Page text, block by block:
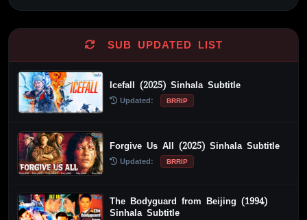
SUB UPDATED LIST
Icefall (2025) Sinhala Subtitle
Updated: BRRIP
Forgive Us All (2025) Sinhala Subtitle
Updated: BRRIP
The Bodyguard from Beijing (1994)
Sinhala Subtitle